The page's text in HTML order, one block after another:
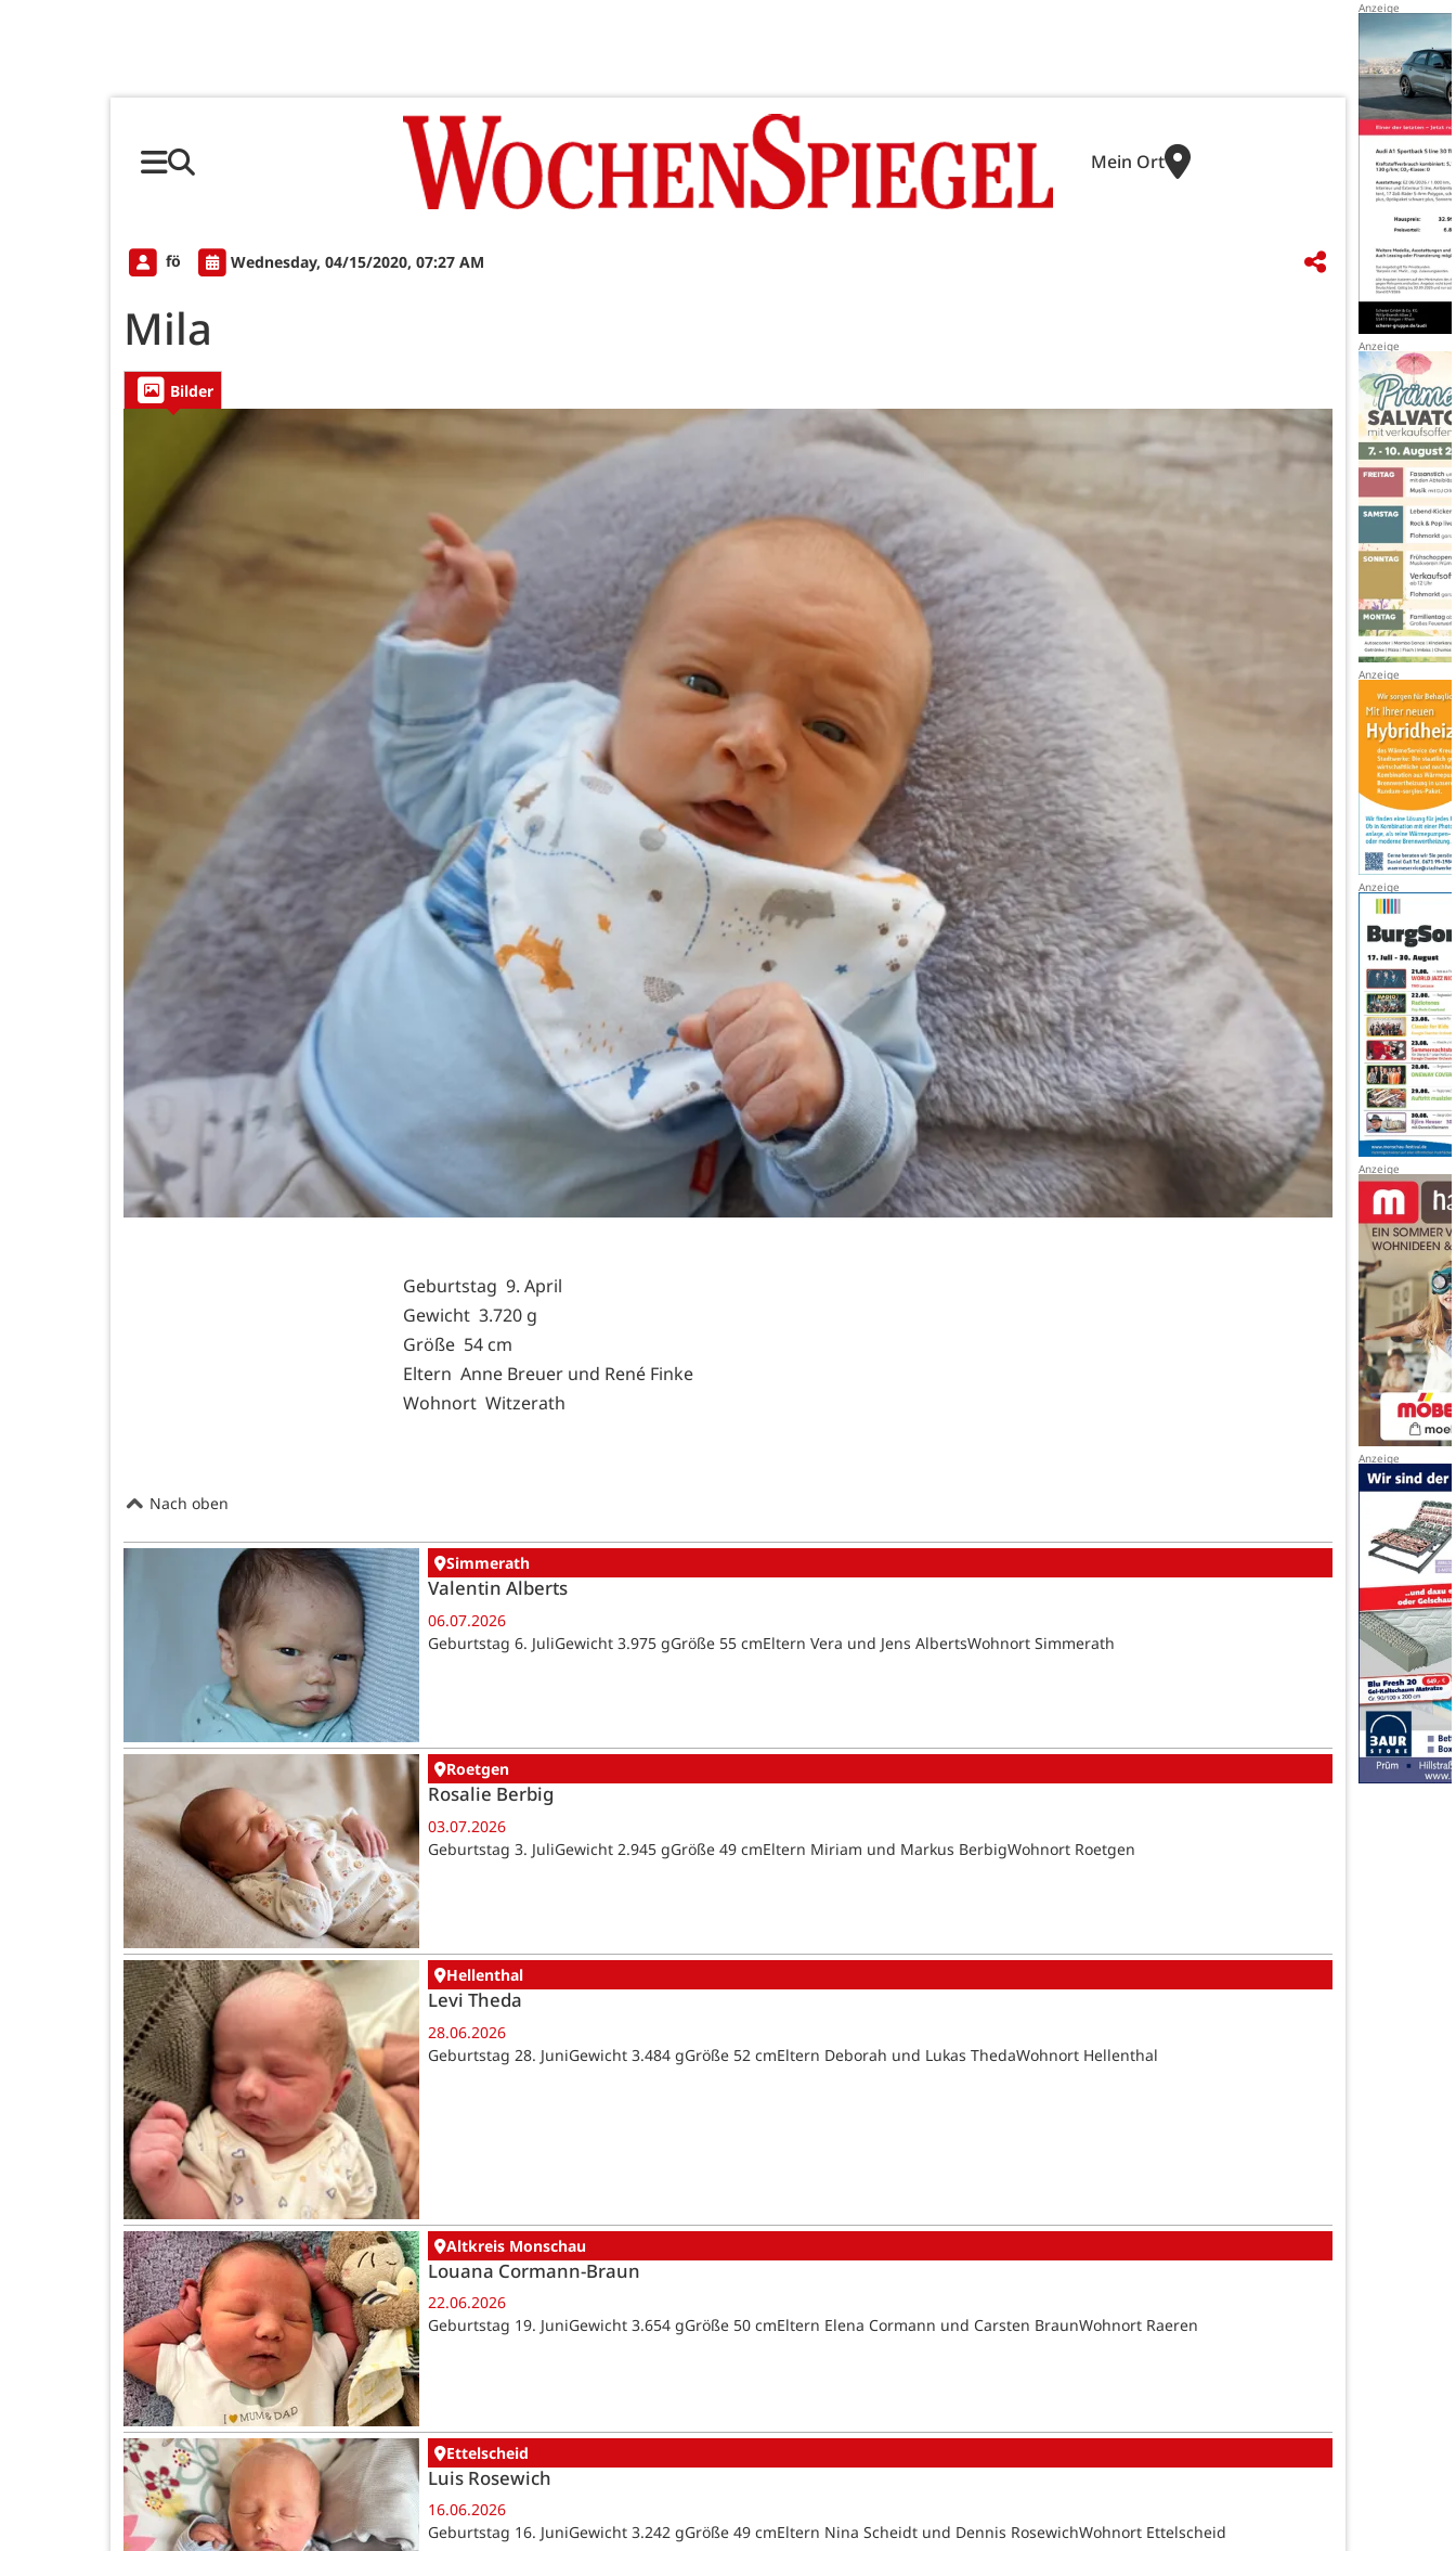
Mein Ort
fö Wednesday, 04/15/2020, 07:27 AM
Mila
Bilder
Geburtstag 9. April
Gewicht 3.720 g
Größe 54 cm
Eltern Anne Breuer und René Finke
Wohnort Witzerath
Nach oben
Simmerath
Valentin Alberts
06.07.2026
Geburtstag 6. JuliGewicht 3.975 gGröße 55 cmEltern Vera und Jens AlbertsWohnort Simmerath
Roetgen
Rosalie Berbig
03.07.2026
Geburtstag 3. JuliGewicht 2.945 gGröße 49 cmEltern Miriam und Markus BerbigWohnort Roetgen
Hellenthal
Levi Theda
28.06.2026
Geburtstag 28. JuniGewicht 3.484 gGröße 52 cmEltern Deborah und Lukas ThedaWohnort Hellenthal
Altkreis Monschau
Louana Cormann-Braun
22.06.2026
Geburtstag 19. JuniGewicht 3.654 gGröße 50 cmEltern Elena Cormann und Carsten BraunWohnort Raeren
Ettelscheid
Luis Rosewich
16.06.2026
Geburtstag 16. JuniGewicht 3.242 gGröße 49 cmEltern Nina Scheidt und Dennis RosewichWohnort Ettelscheid